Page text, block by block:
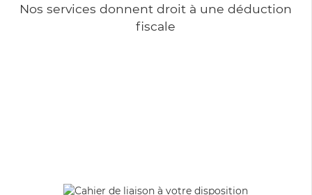
Nos services donnent droit à une déduction
fiscale